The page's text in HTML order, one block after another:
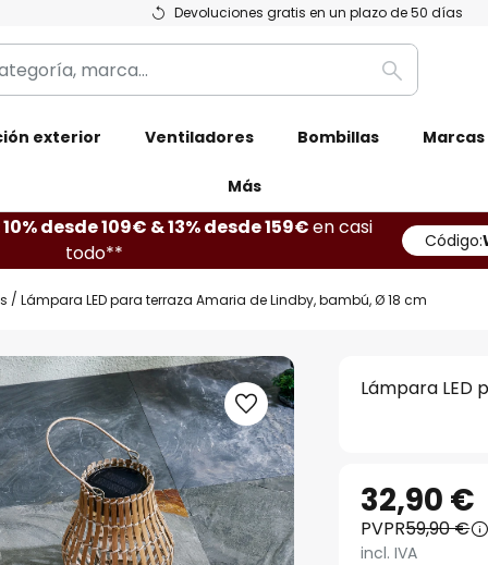
Devoluciones gratis en un plazo de 50 días
Buscar
exterior Ventiladores Bombillas Marcas
Más
10% desde 109€ & 13% desde 159€en casi
todo**
Código:
Lámpara LED para terraza Amaria de Lindby, bambú, Ø 18 cm
Lámpara LED
32,90 €
PVPR59,90 €
incl. IVA